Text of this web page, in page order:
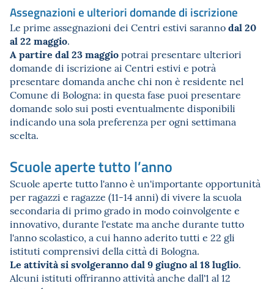
Assegnazioni e ulteriori domande di iscrizione
Le prime assegnazioni dei Centri estivi sarannodal 20
al 22 maggio.
A partire dal 23 maggiopotrai presentare ulteriori
domande di iscrizione ai Centri estivi e potrà
presentare domanda anche chi non è residente nel
Comune di Bologna: in questa fase puoi presentare
domande solo sui posti eventualmente disponibili
indicando una sola preferenza per ogni settimana
scelta.
Scuole aperte tutto l’anno
Scuole aperte tutto l'anno è un'importante opportunità
per ragazzi e ragazze (11-14 anni) di vivere la scuola
secondaria di primo grado in modo coinvolgente e
innovativo, durante l'estate ma anche durante tutto
l'anno scolastico, a cui hanno aderito tutti e 22 gli
istituti comprensivi della città di Bologna.
Le attività si svolgeranno dal 9 giugno al 18 luglio.
Alcuni istituti offriranno attività anche dall'1 al 12